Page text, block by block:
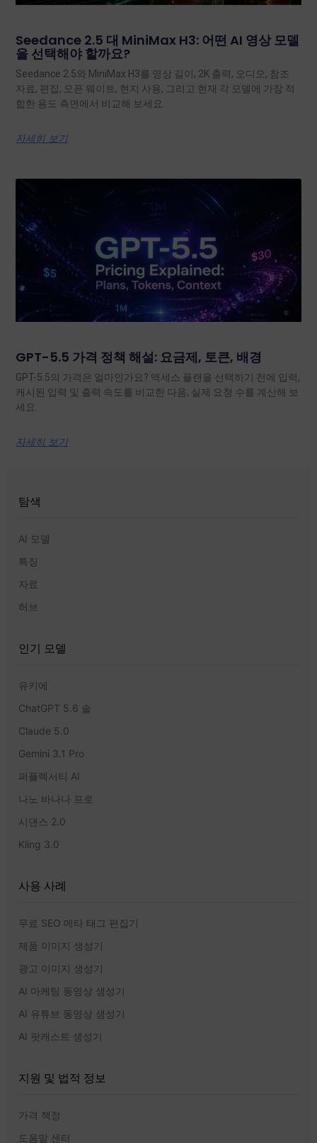
Seedance 2.5 대 MiniMax H3: 어떤 AI 영상 모델
을 선택해야 할까요?
Seedance 2.5와 MiniMax H3를 영상 길이, 2K 출력, 오디오, 참조
자료, 편집, 오픈 웨이트, 현지 사용, 그리고 현재 각 모델에 가장 적
합한 용도 측면에서 비교해 보세요.
자세히 보기
GPT-5.5 가격 정책 해설: 요금제, 토큰, 배경
GPT-5.5의 가격은 얼마인가요? 액세스 플랜을 선택하기 전에 입력,
캐시된 입력 및 출력 속도를 비교한 다음, 실제 요청 수를 계산해 보
세요.
자세히 보기
탐색
AI 모델
특징
자료
허브
인기 모델
유키에
ChatGPT 5.6 솔
Claude 5.0
Gemini 3.1 Pro
퍼플렉서티 AI
나노 바나나 프로
시댄스 2.0
Kling 3.0
사용 사례
무료 SEO 메타 태그 편집기
제품 이미지 생성기
광고 이미지 생성기
AI 마케팅 동영상 생성기
AI 유튜브 동영상 생성기
AI 팟캐스트 생성기
지원 및 법적 정보
가격 책정
도움말 센터